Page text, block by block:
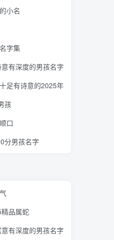
小名
字集
有深度的男孩名字
足有诗意的2025年
孩
口
分男孩名字
品属蛇
有深度的男孩名字